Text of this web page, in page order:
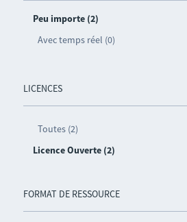
Peu importe (2)
Avec temps réel (0)
LICENCES
Toutes (2)
Licence Ouverte (2)
FORMAT DE RESSOURCE